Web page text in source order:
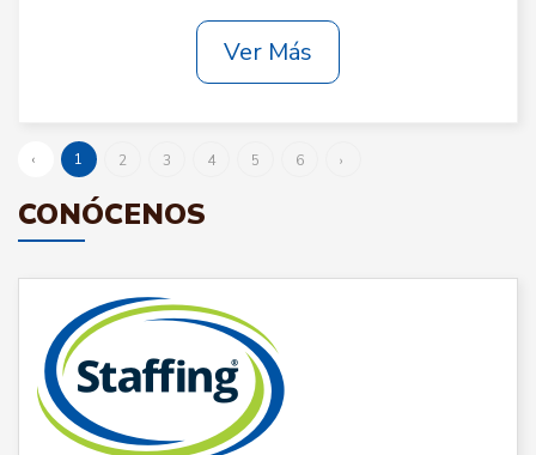
Ver Más
‹ 1 2 3 4 5 6 ›
CONÓCENOS